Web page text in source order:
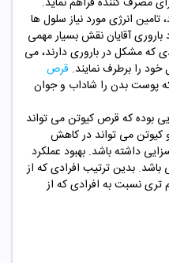
انرژی مورد نیاز سلول ها
آقایان نقش بسیار مهمی
که مشکل در باروری دارند، می
را برطرف نمایند. قرص
که پوست بدن را شاداب و جوان
بوده که قرص کیوتن می تواند
کیوتن می تواند در کاهش
داشته باشد. بهبود عملکرد
باشد. بدین ترتیب افرادی که از
تری نسبت به افرادی که از